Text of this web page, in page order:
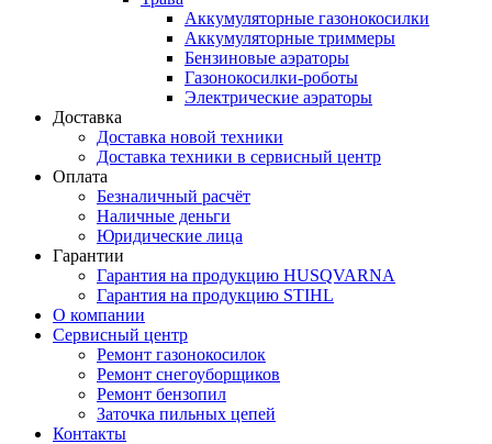
Аккумуляторные газонокосилки
Аккумуляторные триммеры
Бензиновые аэраторы
Газонокосилки-роботы
Электрические аэраторы
Доставка
Доставка новой техники
Доставка техники в сервисный центр
Оплата
Безналичный расчёт
Наличные деньги
Юридические лица
Гарантии
Гарантия на продукцию HUSQVARNA
Гарантия на продукцию STIHL
О компании
Сервисный центр
Ремонт газонокосилок
Ремонт снегоуборщиков
Ремонт бензопил
Заточка пильных цепей
Контакты